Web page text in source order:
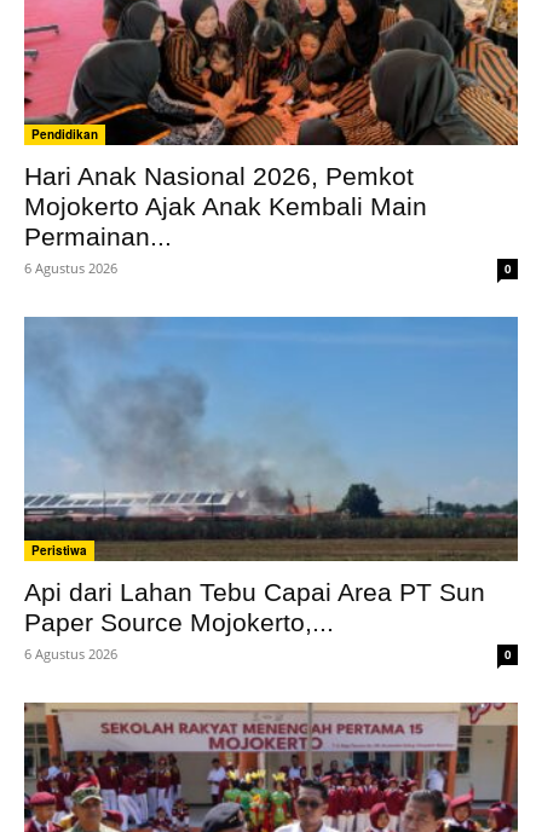
Pendidikan
Hari Anak Nasional 2026, Pemkot
Mojokerto Ajak Anak Kembali Main
Permainan...
6 Agustus 2026 0
Peristiwa
Api dari Lahan Tebu Capai Area PT Sun
Paper Source Mojokerto,...
6 Agustus 2026 0